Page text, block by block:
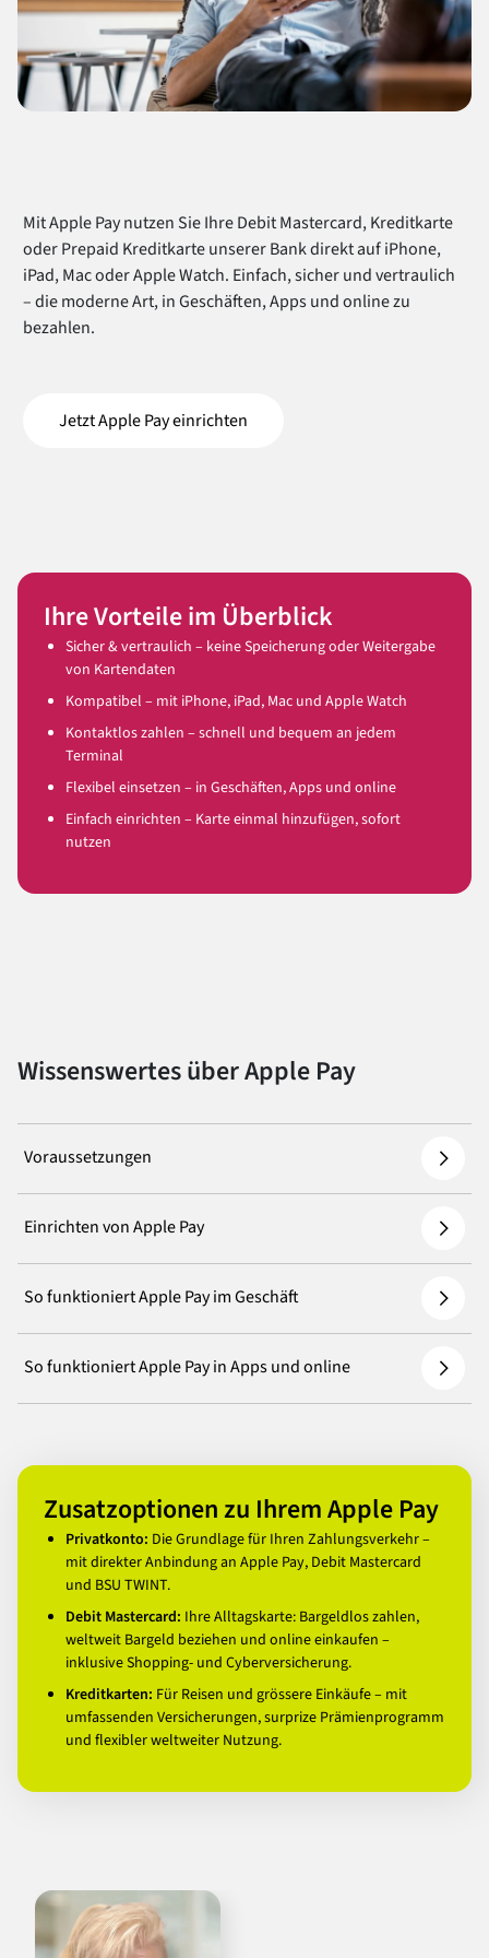
Mit Apple Pay nutzen Sie Ihre Debit Mastercard, Kreditkarte
oder Prepaid Kreditkarte unserer Bank direkt auf iPhone,
iPad, Mac oder Apple Watch. Einfach, sicher und vertraulich
– die moderne Art, in Geschäften, Apps und online zu
bezahlen.
Jetzt Apple Pay einrichten
Ihre Vorteile im Überblick
Sicher & vertraulich – keine Speicherung oder Weitergabe
von Kartendaten
Kompatibel – mit iPhone, iPad, Mac und Apple Watch
Kontaktlos zahlen – schnell und bequem an jedem
Terminal
Flexibel einsetzen – in Geschäften, Apps und online
Einfach einrichten – Karte einmal hinzufügen, sofort
nutzen
Wissenswertes über Apple Pay
Voraussetzungen
Einrichten von Apple Pay
So funktioniert Apple Pay im Geschäft
So funktioniert Apple Pay in Apps und online
Zusatzoptionen zu Ihrem Apple Pay
Privatkonto: Die Grundlage für Ihren Zahlungsverkehr –
mit direkter Anbindung an Apple Pay, Debit Mastercard
und BSU TWINT.
Debit Mastercard: Ihre Alltagskarte: Bargeldlos zahlen,
weltweit Bargeld beziehen und online einkaufen –
inklusive Shopping- und Cyberversicherung.
Kreditkarten: Für Reisen und grössere Einkäufe – mit
umfassenden Versicherungen, surprize Prämienprogramm
und flexibler weltweiter Nutzung.